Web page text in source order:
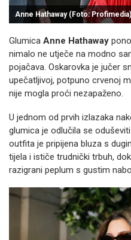
Anne Hathaway (Foto: Profimedia)
Glumica Anne Hathaway
nimalo ne utječe na modno
pojačava. Oskarovka je jučer
upečatljivoj, potpuno crvenoj
nije mogla proći nezapaženo.
U jednom od prvih izlazaka
glumica je odlučila se
outfita je pripijena bluza s
tijela i ističe trudnički trbuh,
razigrani peplum s gustim